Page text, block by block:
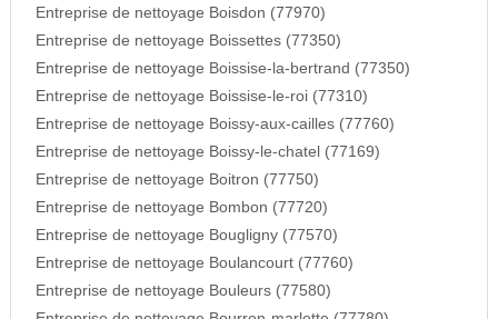
Entreprise de nettoyage Boisdon (77970)
Entreprise de nettoyage Boissettes (77350)
Entreprise de nettoyage Boissise-la-bertrand (77350)
Entreprise de nettoyage Boissise-le-roi (77310)
Entreprise de nettoyage Boissy-aux-cailles (77760)
Entreprise de nettoyage Boissy-le-chatel (77169)
Entreprise de nettoyage Boitron (77750)
Entreprise de nettoyage Bombon (77720)
Entreprise de nettoyage Bougligny (77570)
Entreprise de nettoyage Boulancourt (77760)
Entreprise de nettoyage Bouleurs (77580)